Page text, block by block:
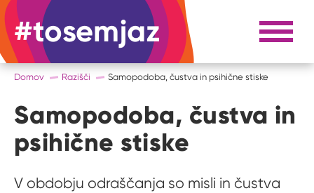
#tosemjaz #to sem jaz Razpri
Domov Razišči Samopodoba, čustva in psihične stiske
Samopodoba, čustva in
psihične stiske
V obdobju odraščanja so misli in čustva